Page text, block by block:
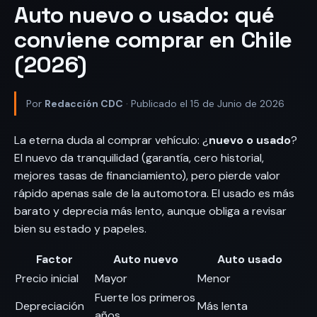
Auto nuevo o usado: qué
conviene comprar en Chile
(2026)
Por Redacción CDC · Publicado el 15 de Junio de 2026
La eterna duda al comprar vehículo: ¿nuevo o usado?
El nuevo da tranquilidad (garantía, cero historial,
mejores tasas de financiamiento), pero pierde valor
rápido apenas sale de la automotora. El usado es más
barato y deprecia más lento, aunque obliga a revisar
bien su estado y papeles.
Factor Auto nuevo
Auto usado
Precio inicial
Mayor
Menor
Depreciación
Fuerte los primeros
Más lenta